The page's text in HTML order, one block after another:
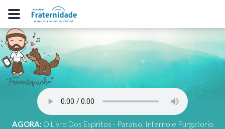
AGORA: O Livro Dos Espiritos - Paraiso, Inferno e Purgatorio